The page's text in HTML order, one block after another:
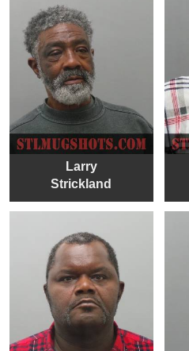
Larry
Strickland